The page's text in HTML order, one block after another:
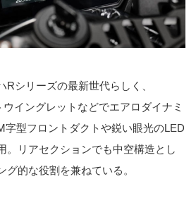
Rシリーズの最新世代らしく、
イングレットなどでエアロダイナミ
字型フロントダクトや鋭い眼光のLED
。リアセクションでも中空構造とし
グ的な役割を兼ねている。